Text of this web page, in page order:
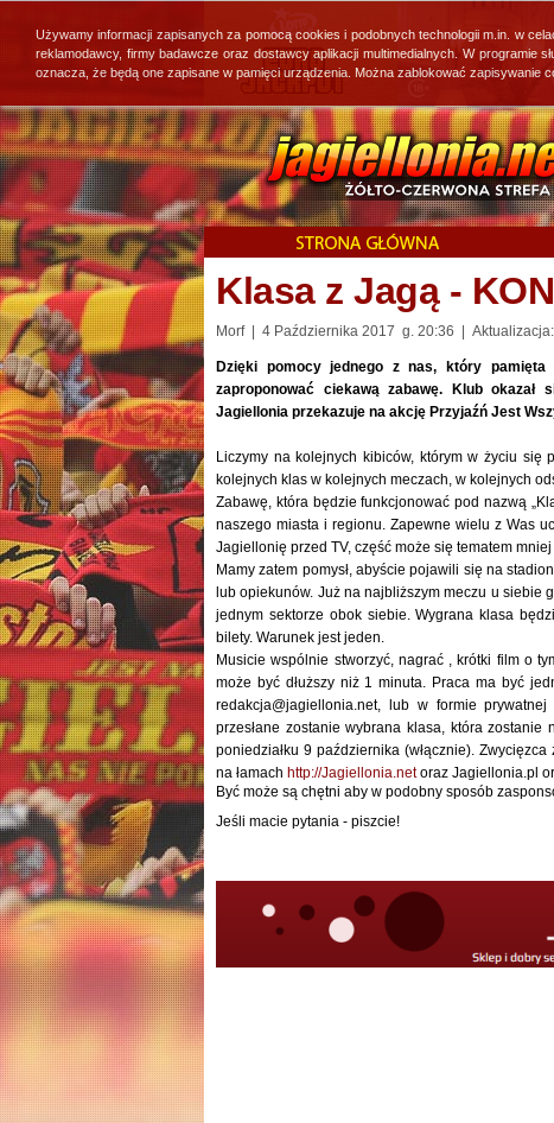
Klasa z Jagą -
Morf | 4 Października 2017 g. 20:36 |
Dzięki pomocy jednego z nas, który
zaproponować ciekawą zabawę. Klub
Jagiellonia przekazuje na akcję Przyjaźń Jest
Liczymy na kolejnych kibiców, którym w życiu się
kolejnych klas w kolejnych meczach, w kolejnych
Zabawę, która będzie funkcjonować pod nazwą
naszego miasta i regionu. Zapewne wielu z Was
Jagiellonię przed TV, część może się tematem
Mamy zatem pomysł, abyście pojawili się na
lub opiekunów. Już na najbliższym meczu u
jednym sektorze obok siebie. Wygrana klasa
bilety. Warunek jest jeden.
Musicie wspólnie stworzyć, nagrać , krótki film o
może być dłuższy niż 1 minuta. Praca ma być
redakcja@jagiellonia.net, lub w formie
przesłane zostanie wybrana klasa, która
poniedziałku 9 października (włącznie).
na łamach http://Jagiellonia.netoraz Jagiellonia.pl
Być może są chętni aby w podobny sposób
Jeśli macie pytania - piszcie!
Używamy informacji zapisanych za pomocą cookies i podobnych technologii m.in. w
reklamodawcy, firmy badawcze oraz dostawcy aplikacji multimedialnych. W programie
oznacza, że będą one zapisane w pamięci urządzenia. Można zablokować zapisywanie